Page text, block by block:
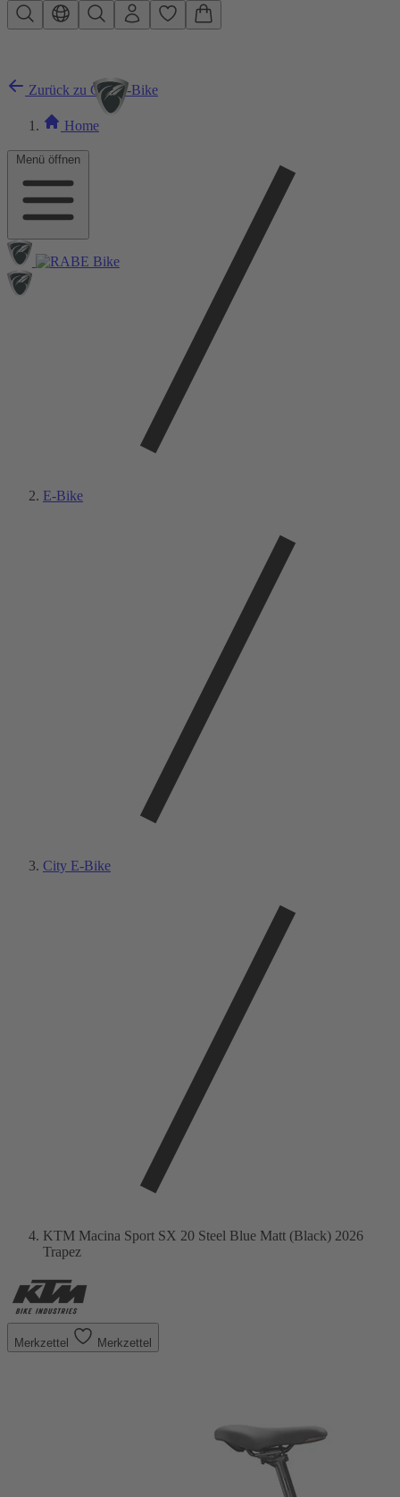
Zum Hauptinhalt springen
Menü öffnen
Zurück zu City E-Bike
Home
E-Bike
City E-Bike
KTM Macina Sport SX 20 Steel Blue Matt (Black) 2026
Trapez
Merkzettel Merkzettel